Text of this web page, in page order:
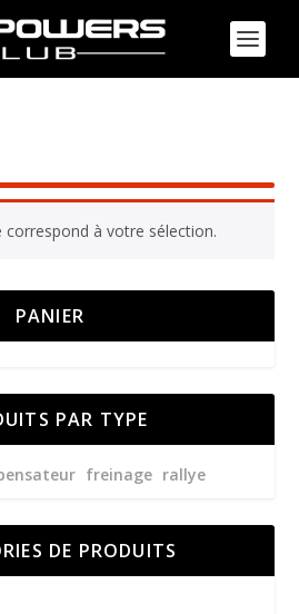
correspond à votre sélection.
PANIER
PAR TYPE
freinage rallye
DE PRODUITS